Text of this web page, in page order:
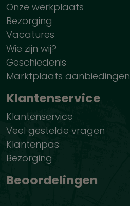
Onze werkplaats
Bezorging
Vacatures
Wie zijn wij?
Geschiedenis
Marktplaats aanbiedingen
Klantenservice
Klantenservice
Veel gestelde vragen
Klantenpas
Bezorging
Beoordelingen